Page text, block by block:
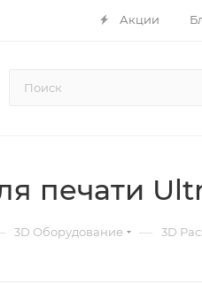
Акции
печати
3D Оборудование — 3D